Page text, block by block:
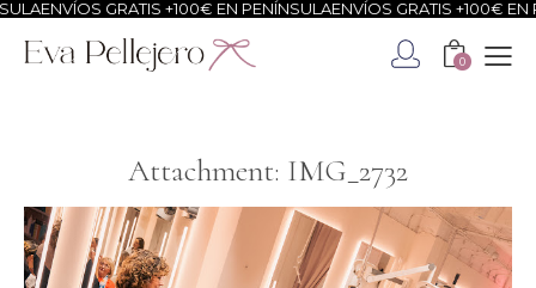
ENVÍOS GRATIS +100€ EN PENÍNSULAENVÍOS GRATIS +100€ EN
0
Attachment: IMG_2732